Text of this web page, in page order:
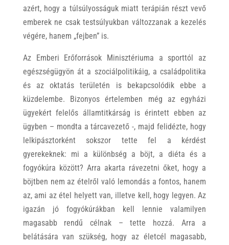
azért, hogy a túlsúlyosságuk miatt terápián részt vevő
emberek ne csak testsúlyukban változzanak a kezelés
végére, hanem „fejben” is.
Az Emberi Erőforrások Minisztériuma a sporttól az
egészségügyön át a szociálpolitikáig, a családpolitika
és az oktatás területén is bekapcsolódik ebbe a
küzdelembe. Bizonyos értelemben még az egyházi
ügyekért felelős államtitkárság is érintett ebben az
ügyben – mondta a tárcavezető -, majd felidézte, hogy
lelkipásztorként sokszor tette fel a kérdést
gyerekeknek: mi a különbség a böjt, a diéta és a
fogyókúra között? Arra akarta rávezetni őket, hogy a
böjtben nem az ételről való lemondás a fontos, hanem
az, ami az étel helyett van, illetve kell, hogy legyen. Az
igazán jó fogyókúrákban kell lennie valamilyen
magasabb rendű célnak – tette hozzá. Arra a
belátására van szükség, hogy az életcél magasabb,